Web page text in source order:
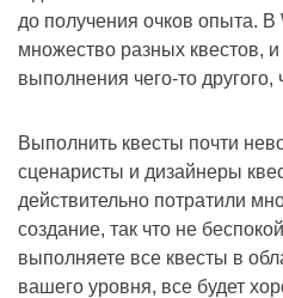
до получения очков опыта.
множество разных квестов,
выполнения чего-то
Выполнить квесты почти
сценаристы и дизайнеры
действительно потратили
создание, так что не
выполняете все квесты в
вашего уровня, все будет